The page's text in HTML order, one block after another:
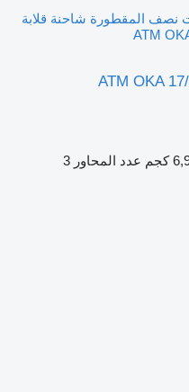
نصف المقطورة شاحنة قلابة
ATM
ATM OKA
كجم عدد المحاور 3